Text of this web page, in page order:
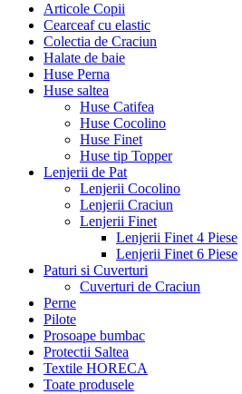
Articole Copii
Cearceaf cu elastic
Colectia de Craciun
Halate de baie
Huse Perna
Huse saltea
Huse Catifea
Huse Cocolino
Huse Finet
Huse tip Topper
Lenjerii de Pat
Lenjerii Cocolino
Lenjerii Craciun
Lenjerii Finet
Lenjerii Finet 4 Piese
Lenjerii Finet 6 Piese
Paturi si Cuverturi
Cuverturi de Craciun
Perne
Pilote
Prosoape bumbac
Protectii Saltea
Textile HORECA
Toate produsele